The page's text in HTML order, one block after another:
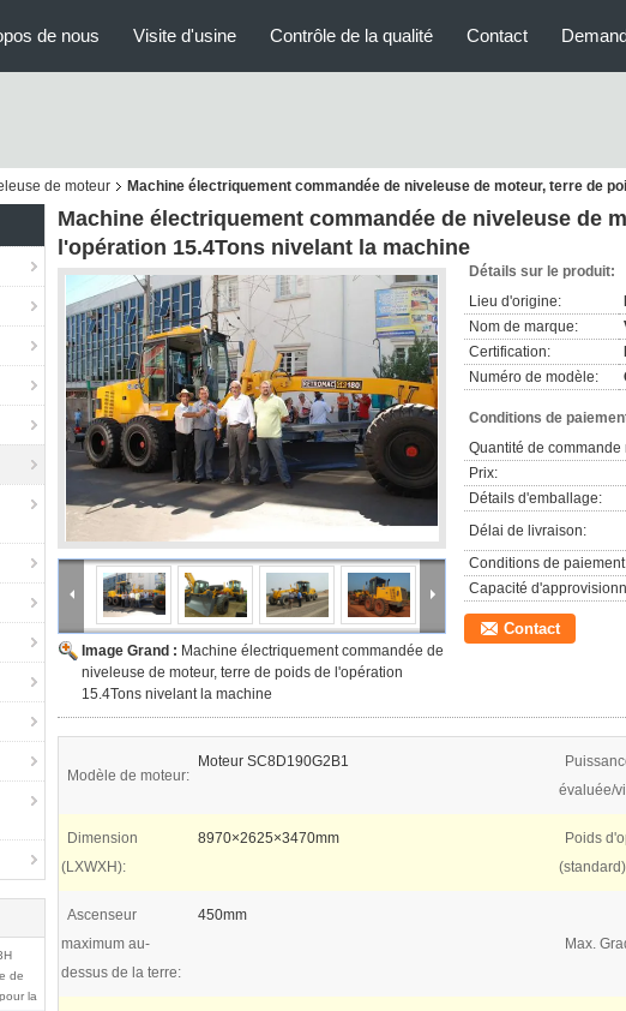
de nous Visite d'usine Contrôle de la qualité Contact
de moteur Machine électriquement commandée de niveleuse de moteur, terre de
de
la
Machine électriquement commandée de niveleuse de
l'opération 15.4Tons nivelant la machine
Image Grand : Machine électriquement commandée de
niveleuse de moteur, terre de poids de l'opération
15.4Tons nivelant la machine
Détails sur le produit:
Lieu d'origine:
Nom de marque:
Certification:
Numéro de modèle:
Conditions de
Quantité de commande
Prix:
Détails d'emballage:
Délai de livraison:
Conditions de
Capacité
Contact
Modèle de moteur:
Moteur SC8D190G2B1
évaluée/
Dimension
(LXWXH):
8970×2625×3470mm
Poids
Ascenseur
maximum au-
dessus de la terre:
450mm
Max.